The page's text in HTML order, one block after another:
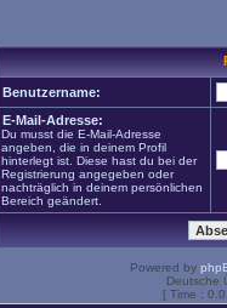
Benutzername:
E-Mail-Adresse:
Du musst die E-Mail-Adresse
angeben, die in deinem Profil
hinterlegt ist. Diese hast du bei der
Registrierung angegeben oder
nachträglich in deinem persönlichen
Bereich geändert.
Powered by
Deutsche
[ Time :